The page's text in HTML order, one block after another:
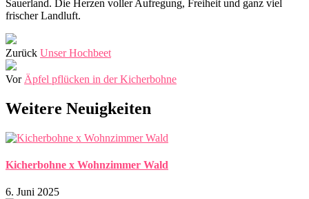
Sauerland. Die Herzen voller Aufregung, Freiheit und ganz viel
frischer Landluft.
Zurück Unser Hochbeet
Vor Äpfel pflücken in der Kicherbohne
Weitere Neuigkeiten
Kicherbohne x Wohnzimmer Wald
6. Juni 2025